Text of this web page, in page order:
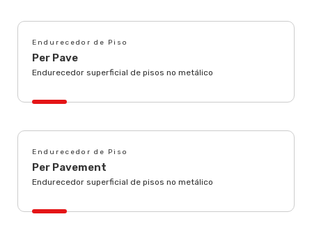
Endurecedor de Piso
Per Pave
Endurecedor superficial de pisos no metálico
Endurecedor de Piso
Per Pavement
Endurecedor superficial de pisos no metálico